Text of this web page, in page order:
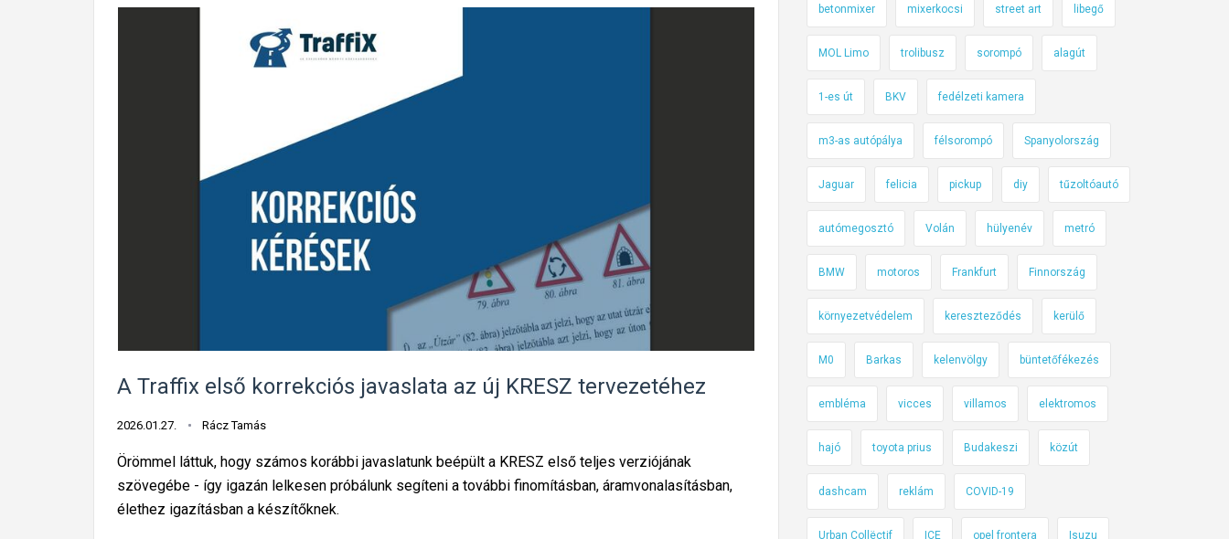
s
t
i
ö
l
e
d
A Traffix első korrekciós javaslata az új KRESZ tervezetéhez
2026.01.27. Rácz Tamás
Örömmel láttuk, hogy számos korábbi javaslatunk beépült a KRESZ első teljes verziójának
szövegébe - így igazán lelkesen próbálunk segíteni a további finomításban, áramvonalasításban,
élethez igazításban a készítőknek.
betonmixer mixerkocsi street art libegő
MOL Limo trolibusz sorompó alagút
1-es út BKV fedélzeti kamera
m3-as autópálya félsorompó Spanyolország
Jaguar felicia pickup diy tűzoltóautó
autómegosztó Volán hülyenév metró
BMW motoros Frankfurt Finnország
környezetvédelem kereszteződés kerülő
M0 Barkas kelenvölgy büntetőfékezés
embléma vicces villamos elektromos
hajó toyota prius Budakeszi közút
dashcam reklám COVID-19
Urban Collëctif ICE opel frontera Isuzu